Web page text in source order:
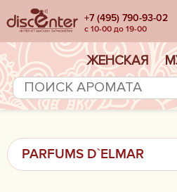
+7 (495) 790-93-02
с 10-00 до 19-00
ЖЕНСКАЯ
PARFUMS D`ELMAR